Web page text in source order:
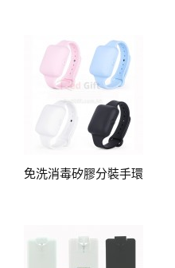
免洗消毒矽膠分裝手環